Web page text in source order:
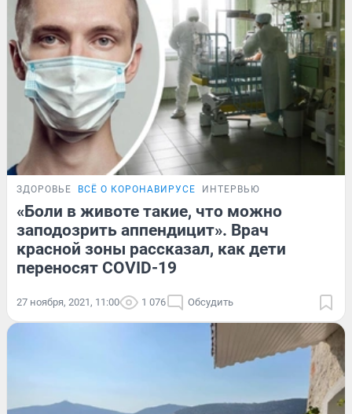
ЗДОРОВЬЕ ВСЁ О КОРОНАВИРУСЕ ИНТЕРВЬЮ
«Боли в животе такие, что можно
заподозрить аппендицит». Врач
красной зоны рассказал, как дети
переносят COVID-19
27 ноября, 2021, 11:00 1 076 Обсудить